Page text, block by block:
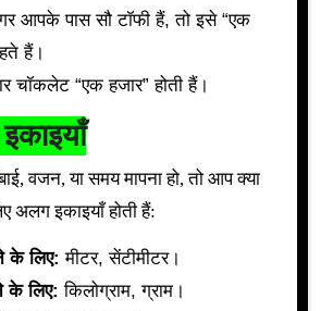
आपके पास सौ टॉफी हैं, तो इसे “एक
हैं।
चॉकलेट “एक हजार” होती हैं।
वजन, या समय मापना हो, तो आप क्या
अलग इकाइयाँ होती हैं:
के लिए: मीटर, सेंटीमीटर।
के लिए: किलोग्राम, ग्राम।